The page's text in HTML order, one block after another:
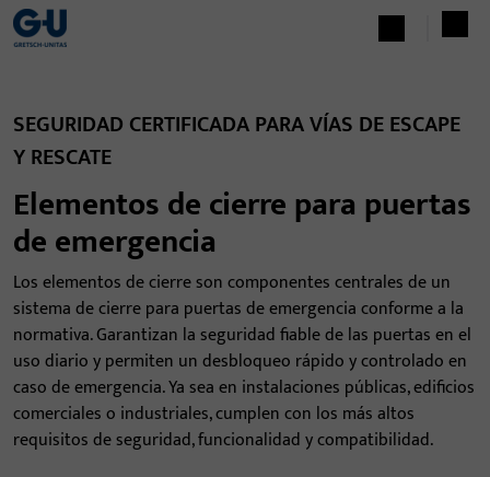
SEGURIDAD CERTIFICADA PARA VÍAS DE ESCAPE
Y RESCATE
Elementos de cierre para puertas
de emergencia
Los elementos de cierre son componentes centrales de un
sistema de cierre para puertas de emergencia conforme a la
normativa. Garantizan la seguridad fiable de las puertas en el
uso diario y permiten un desbloqueo rápido y controlado en
caso de emergencia. Ya sea en instalaciones públicas, edificios
comerciales o industriales, cumplen con los más altos
requisitos de seguridad, funcionalidad y compatibilidad.